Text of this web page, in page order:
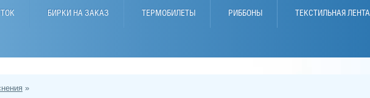
БИРКИ НА ЗАКАЗ ТЕРМОБИЛЕТЫ РИББОНЫ ТЕКСТИЛЬНАЯ ЛЕНТА
»